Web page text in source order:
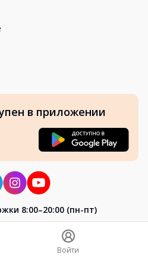
в приложении
8:00–20:00 (пн-пт)
Войти